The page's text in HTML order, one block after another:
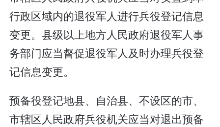
行政区域内的退役军人进行兵役登记信息
变更。县级以上地方人民政府退役军人事
务部门应当督促退役军人及时办理兵役登
记信息变更。
预备役登记地县、自治县、不设区的市、
市辖区人民政府兵役机关应当对退出预备